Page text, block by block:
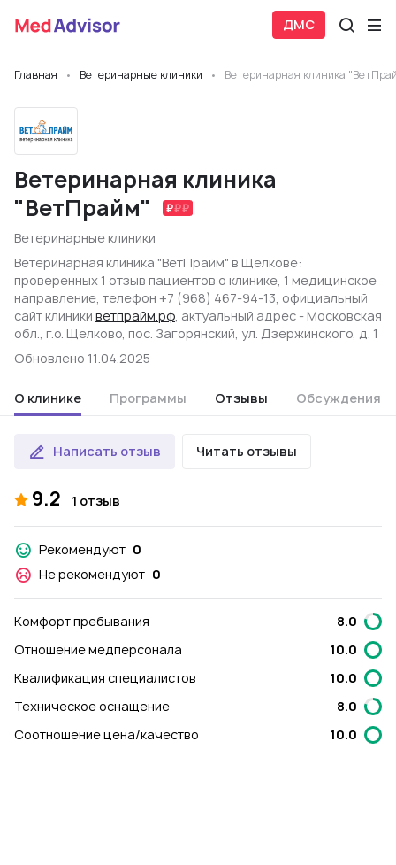
ДМС
Главная Ветеринарные клиники Ветеринарная клиника
Ветеринарная клиника
"ВетПрайм"
Ветеринарные клиники
Ветеринарная клиника "ВетПрайм" в Щелкове:
проверенных 1 отзыв пациентов о клинике, 1 медицинское
направление, телефон +7 (968) 467-94-13, официальный
сайт клиники ветпрайм.рф, актуальный адрес - Московская
обл., г.о. Щелково, пос. Загорянский, ул. Дзержинского, д. 1
Обновлено 11.04.2025
О клинике Программы Отзывы Обсуждения
Написать отзыв Читать отзывы
9.2 1 отзыв
Рекомендуют 0
Не рекомендуют 0
Комфорт пребывания
8.0
Отношение медперсонала
10.0
Квалификация специалистов
10.0
Техническое оснащение
8.0
Соотношение цена/качество
10.0